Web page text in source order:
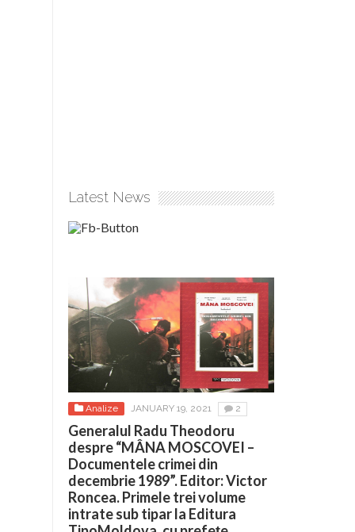
Latest News
Analize JANUARY 19, 2021 2
Generalul Radu Theodoru
despre “MÂNA MOSCOVEI –
Documentele crimei din
decembrie 1989”. Editor: Victor
Roncea. Primele trei volume
intrate sub tipar la Editura